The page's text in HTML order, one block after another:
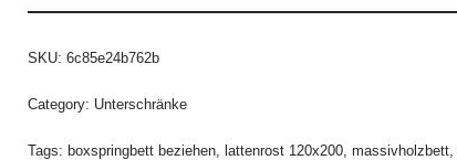
SKU: 6c85e24b762b
Category: Unterschränke
Tags: boxspringbett beziehen, lattenrost 120x200, massivholzbett,